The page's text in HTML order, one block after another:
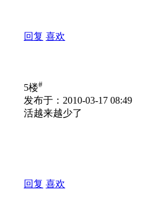
回复 喜欢
5楼#
发布于：2010-03-17 08:49
活越来越少了
回复 喜欢